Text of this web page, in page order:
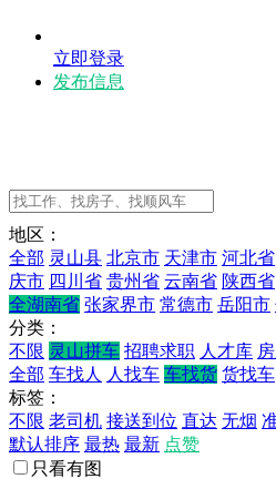
立即登录
发布信息
地区：
全部 灵山县 北京市 天津市 河北省
庆市 四川省 贵州省 云南省 陕西省
全湖南省 张家界市 常德市 岳阳市
分类：
不限 灵山拼车 招聘求职 人才库
全部 车找人 人找车 车找货 货找车
标签：
不限 老司机 接送到位 直达 无烟
默认排序 最热 最新 点赞
只看有图